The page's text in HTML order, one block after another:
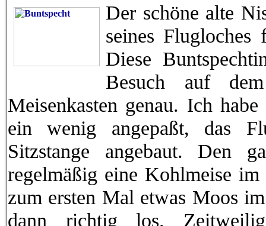
Der schöne alte
seines Flugloches
Diese
Besuch auf
Meisenkasten genau. Ich
ein wenig angepaßt, das
Sitzstange angebaut. Den
regelmäßig eine Kohlmeise
zum ersten Mal etwas Moos
dann richtig los.